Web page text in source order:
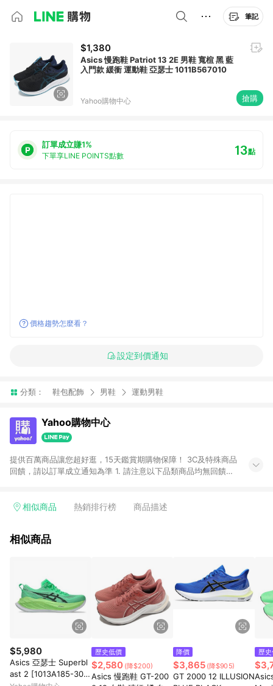
筆記
$1,380
Asics 慢跑鞋 Patriot 13 2E 男鞋 寬楦 黑 藍
入門款 緩衝 運動鞋 亞瑟士 1011B567010
Yahoo購物中心 搶購
訂單成立賺1%
下單享LINE POINTS點數 13點
價格趨勢怎麼看？
設定到價通知
分類： 鞋包配飾 男鞋 運動男鞋
Yahoo購物中心
提供百萬商品讓您超好逛，15天鑑賞期購物保障！ 3C及特殊商品
回饋，請以訂單成立通知為準 1. 請注意以下品類商品均無回饋：
電玩/遊戲/相機/單眼/鏡頭/拍立得 [2024/6/1起適用] -內接硬
的購回饋活動享Yahoo超贈點回饋者 - 購物中心商店之商品：商
3. 訂單回饋金額將扣除運費/購物金/超贈點/福利金/紅利折抵/折
價券等虛擬貨幣折抵 4. 大宗採購或批發轉賣不具回饋資格： 如
有相關事證認定您為大宗採購、批發轉賣而非最終消費使用者，
相關認定以Yahoo購物中心之認定為準
相似商品 熱銷排行榜 商品描述
相似商品
$5,980
Asics 亞瑟士 Superbl
ast 2 [1013A185-300]
歷史低價
$2,580 (降$200)
Asics 慢跑鞋 GT-200
降價
$3,865 (降$905)
GT 2000 12 ILLUSION
歷